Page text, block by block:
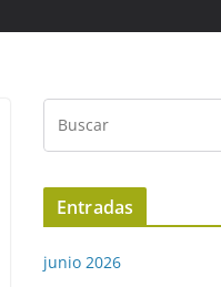
Entradas
junio 2026